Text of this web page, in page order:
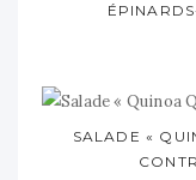
SALADE «